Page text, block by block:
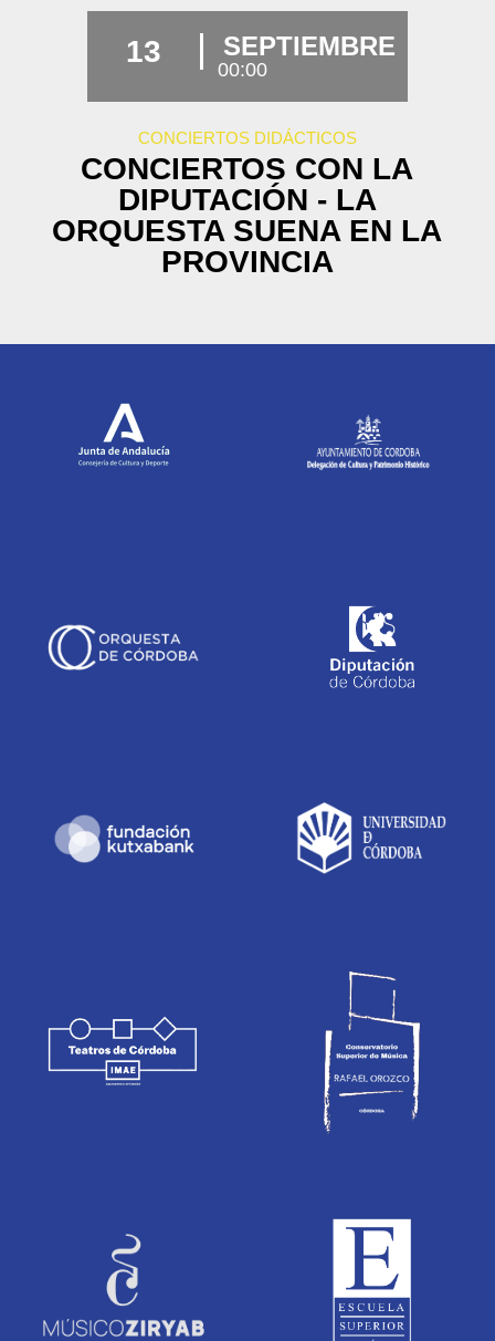
13 SEPTIEMBRE
00:00
CONCIERTOS DIDÁCTICOS
CONCIERTOS CON LA
DIPUTACIÓN - LA
ORQUESTA SUENA EN LA
PROVINCIA